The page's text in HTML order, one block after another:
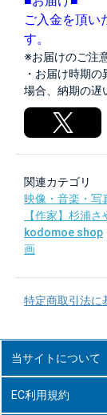
ご入金を頂い
す。
※お届けのご注
・お届け時期
場合、納期の遅
関連カテゴリ
映像・音楽・写
【作家】杉浦さ
kodomoe shop
画
特定商取引法に
当サイトについて
EC利用規約